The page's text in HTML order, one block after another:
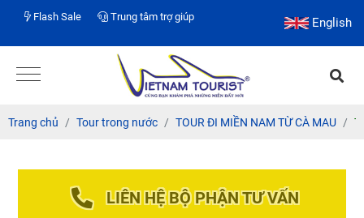
Flash Sale Trung tâm trợ giúp English
Trang chủ Tour trong nước TOUR ĐI MIỀN NAM TỪ CÀ MAU
LIÊN HỆ BỘ PHẬN TƯ VẤN